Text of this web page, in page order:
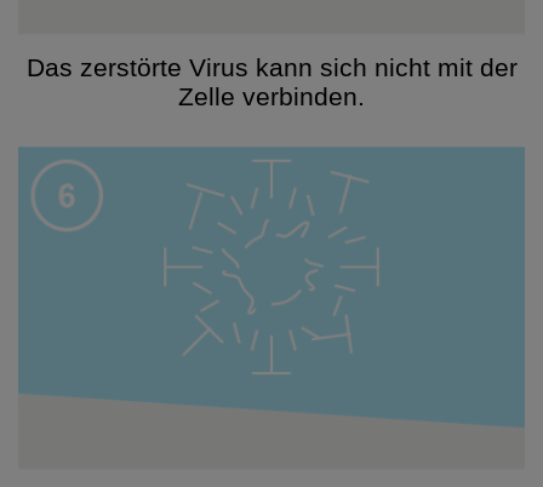
Das zerstörte Virus kann sich nicht mit der
Zelle verbinden.